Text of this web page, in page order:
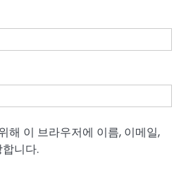
해 이 브라우저에 이름, 이메일,
니다.